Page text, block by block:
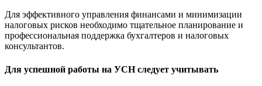
Для эффективного управления финансами и минимизации
налоговых рисков необходимо тщательное планирование и
профессиональная поддержка бухгалтеров и налоговых
консультантов.
Для успешной работы на УСН следует учитывать